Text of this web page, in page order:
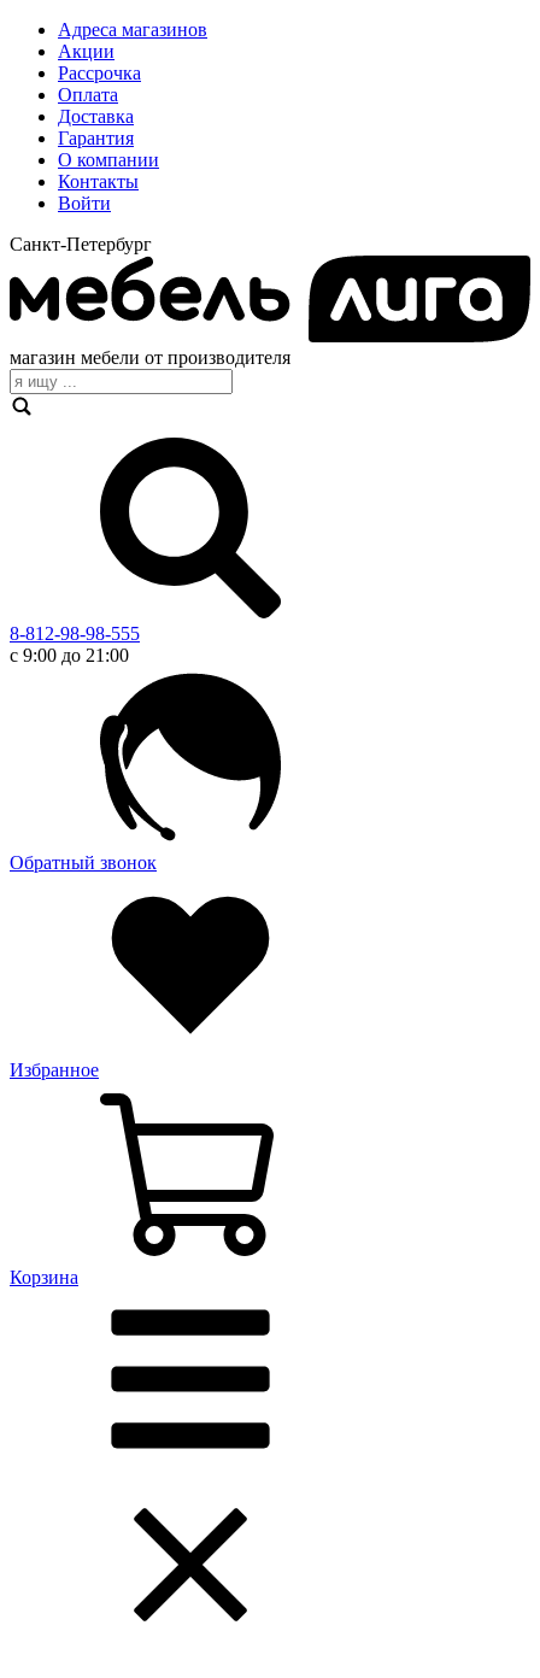
Адреса магазинов
Акции
Рассрочка
Оплата
Доставка
Гарантия
О компании
Контакты
Войти
Санкт-Петербург
магазин мебели от производителя
8-812-98-98-555
с 9:00 до 21:00
Обратный звонок
Избранное
Корзина